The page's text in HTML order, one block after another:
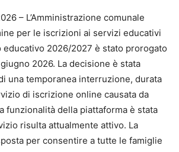
– L’Amministrazione comunale
per le iscrizioni ai servizi educativi
educativo 2026/2027 è stato prorogato
2026. La decisione è stata
una temporanea interruzione, durata
di iscrizione online causata da
funzionalità della piattaforma è stata
risulta attualmente attivo. La
per consentire a tutte le famiglie